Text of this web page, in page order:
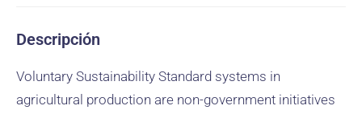
Descripción
Voluntary Sustainability Standard systems in
agricultural production are non-government initiatives